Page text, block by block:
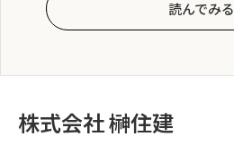
読んでみる
株式会社 榊住建